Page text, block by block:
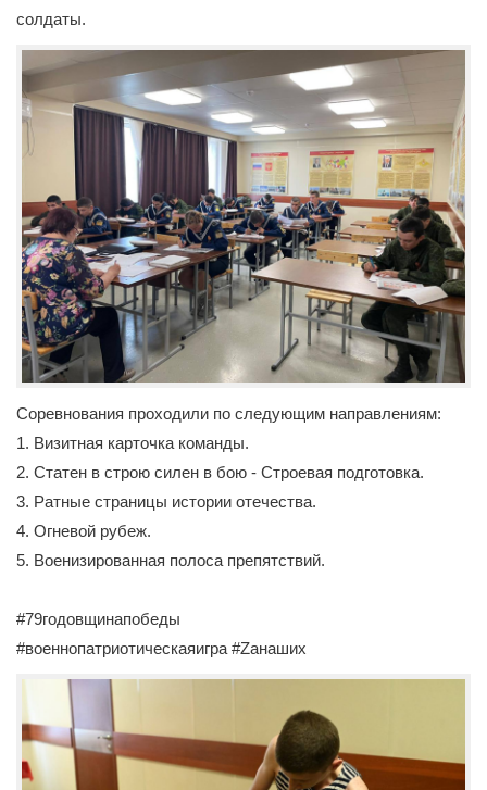
солдаты.
Соревнования проходили по следующим направлениям:
1. Визитная карточка команды.
2. Статен в строю силен в бою - Строевая подготовка.
3. Ратные страницы истории отечества.
4. Огневой рубеж.
5. Военизированная полоса препятствий.
#79годовщинапобеды
#военнопатриотическаяигра #Zанаших